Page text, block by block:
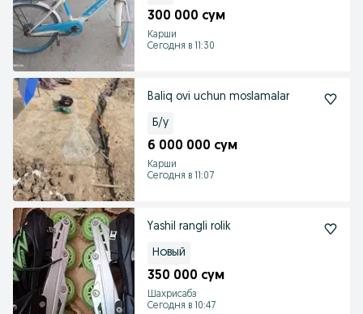
300 000 сум
Карши
Сегодня в 11:30
Baliq ovi uchun moslamalar
Б/у
6 000 000 сум
Карши
Сегодня в 11:07
Yashil rangli rolik
Новый
350 000 сум
Шахрисабз
Сегодня в 10:47